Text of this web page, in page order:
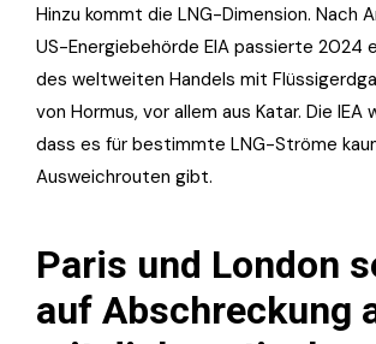
Hinzu kommt die LNG-Dimension. Nach
US-Energiebehörde EIA passierte 2024
des weltweiten Handels mit
von Hormus, vor allem aus Katar. Die IEA
dass es für bestimmte LNG-Ströme
Ausweichrouten gibt.
Paris und London
auf Abschreckung